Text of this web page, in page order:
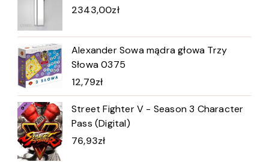
2343,00zł
Alexander Sowa mądra głowa Trzy
Słowa 0375
12,79zł
Street Fighter V - Season 3 Character
Pass (Digital)
76,93zł